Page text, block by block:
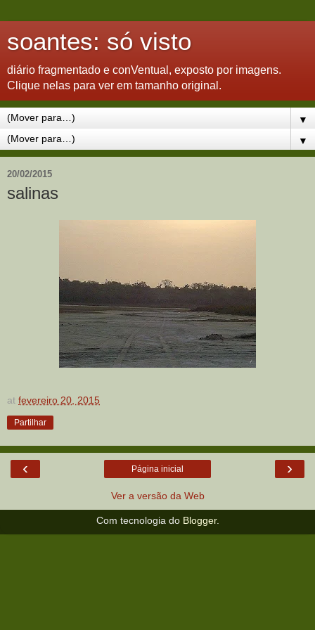
soantes: só visto
diário fragmentado e conVentual, exposto por imagens.
Clique nelas para ver em tamanho original.
▼
▼
20/02/2015
salinas
at fevereiro 20, 2015
Partilhar
‹ ›
Página inicial
Ver a versão da Web
Com tecnologia do Blogger.